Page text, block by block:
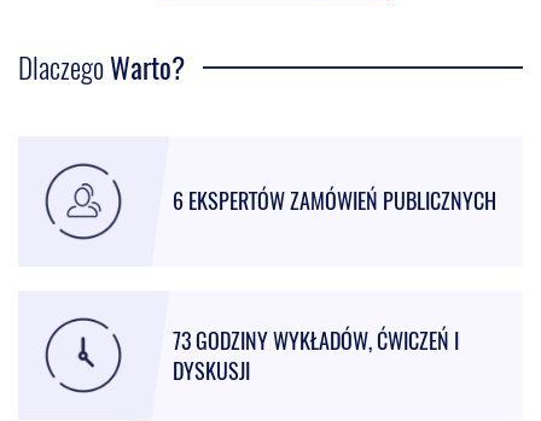
DlaczegoWarto?
6 EKSPERTÓW ZAMÓWIEŃ PUBLICZNYCH
73 GODZINY WYKŁADÓW, ĆWICZEŃ I
DYSKUSJI